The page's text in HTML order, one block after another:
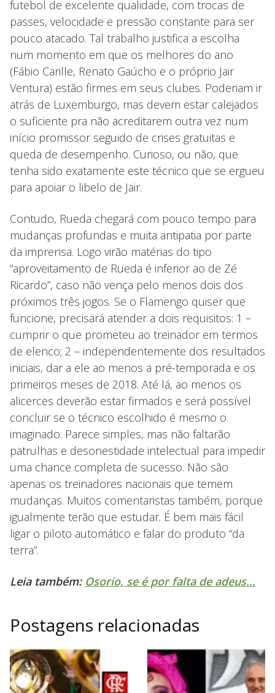
futebol de excelente qualidade, com trocas de
passes, velocidade e pressão constante para ser
pouco atacado. Tal trabalho justifica a escolha
num momento em que os melhores do ano
(Fábio Carille, Renato Gaúcho e o próprio Jair
Ventura) estão firmes em seus clubes. Poderiam ir
atrás de Luxemburgo, mas devem estar calejados
o suficiente pra não acreditarem outra vez num
início promissor seguido de crises gratuitas e
queda de desempenho. Curioso, ou não, que
tenha sido exatamente este técnico que se ergueu
para apoiar o libelo de Jair.
Contudo, Rueda chegará com pouco tempo para
mudanças profundas e muita antipatia por parte
da imprensa. Logo virão matérias do tipo
“aproveitamento de Rueda é inferior ao de Zé
Ricardo”, caso não vença pelo menos dois dos
próximos três jogos. Se o Flamengo quiser que
funcione, precisará atender a dois requisitos: 1 –
cumprir o que prometeu ao treinador em termos
de elenco; 2 – independentemente dos resultados
iniciais, dar a ele ao menos a pré-temporada e os
primeiros meses de 2018. Até lá, ao menos os
alicerces deverão estar firmados e será possível
concluir se o técnico escolhido é mesmo o
imaginado. Parece simples, mas não faltarão
patrulhas e desonestidade intelectual para impedir
uma chance completa de sucesso. Não são
apenas os treinadores nacionais que temem
mudanças. Muitos comentaristas também, porque
igualmente terão que estudar. É bem mais fácil
ligar o piloto automático e falar do produto “da
terra”.
Leia também: Osorio, se é por falta de adeus…
Postagens relacionadas